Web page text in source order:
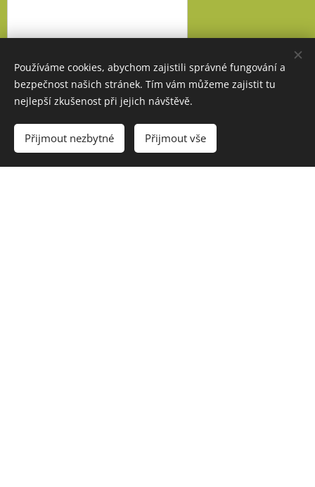
Používáme cookies, abychom zajistili správné fungování a
bezpečnost našich stránek. Tím vám můžeme zajistit tu
nejlepší zkušenost při jejich návštěvě.
Přijmout nezbytné Přijmout vše